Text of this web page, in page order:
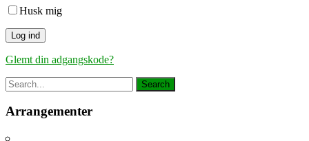
Husk mig
Glemt din adgangskode?
Arrangementer